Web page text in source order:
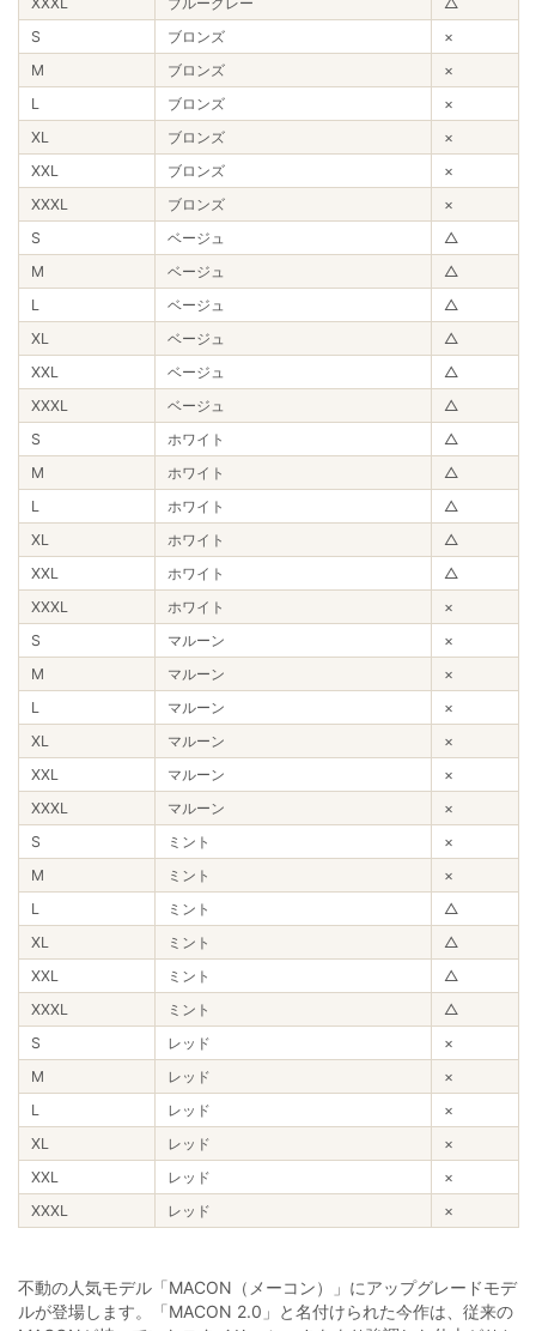
S
ブロンズ
×
M
ブロンズ
×
L
ブロンズ
×
XL
ブロンズ
×
XXL
ブロンズ
×
XXXL
ブロンズ
×
S
ベージュ
△
M
ベージュ
△
L
ベージュ
△
XL
ベージュ
△
XXL
ベージュ
△
XXXL
ベージュ
△
S
ホワイト
△
M
ホワイト
△
L
ホワイト
△
XL
ホワイト
△
XXL
ホワイト
△
XXXL
ホワイト
×
S
マルーン
×
M
マルーン
×
L
マルーン
×
XL
マルーン
×
XXL
マルーン
×
XXXL
マルーン
×
S
ミント
×
M
ミント
×
L
ミント
△
XL
ミント
△
XXL
ミント
△
XXXL
ミント
△
S
レッド
×
M
レッド
×
L
レッド
×
XL
レッド
×
XXL
レッド
×
XXXL
レッド ×
不動の人気モデル「MACON（メーコン）」にアップグレードモデ
ルが登場します。「MACON 2.0」と名付けられた今作は、従来の